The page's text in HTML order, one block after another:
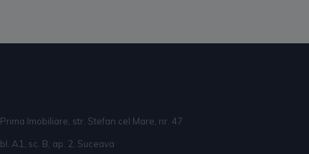
Prima Imobiliare, str. Stefan cel Mare, nr. 47
bl. A1, sc. B, ap. 2, Suceava